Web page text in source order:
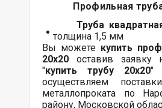
Профильная
Труба
толщина 1,5 мм
Вы можете купить
20х20 оставив заявку
"купить трубу 20х20"
осуществляем
металлопроката по
району, Московской